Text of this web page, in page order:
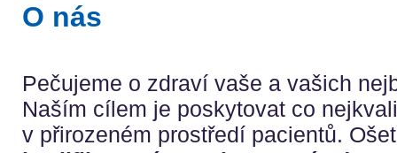
O nás
Pečujeme o zdraví vaše a vašich
Naším cílem je poskytovat co
v přirozeném prostředí pacientů.